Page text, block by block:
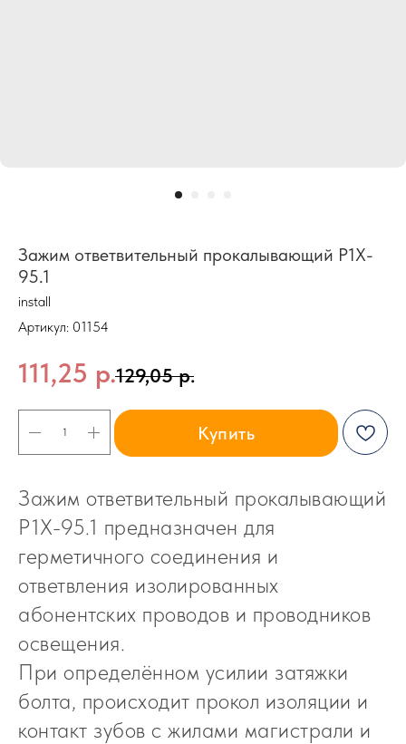
Зажим ответвительный прокалывающий P1X-
95.1
install
Артикул: 01154
111,25 р.129,05 р.
Купить
Зажим ответвительный прокалывающий
P1X-95.1 предназначен для
герметичного соединения и
ответвления изолированных
абонентских проводов и проводников
освещения.
При определённом усилии затяжки
болта, происходит прокол изоляции и
контакт зубов с жилами магистрали и